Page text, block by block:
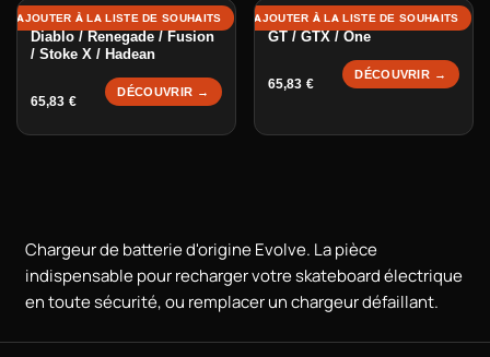
Chargeur de batterie 5A -
Diablo / Renegade / Fusion
/ Stoke X / Hadean
65,83 €
DÉCOUVRIR →
AJOUTER À LA LISTE DE SOUHAITS
Chargeur de batterie 4A -
GT / GTX / One
65,83€
DÉCOUVRIR →
AJOUTER À LA LISTE DE SOUHAITS
Chargeur de batterie d'origine Evolve. La pièce
indispensable pour recharger votre skateboard électrique
en toute sécurité, ou remplacer un chargeur défaillant.